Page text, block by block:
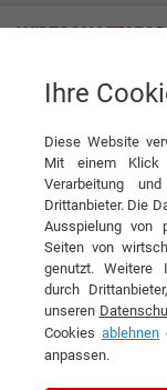
News
News
DIESEN
Benedikt
für
Ihre
Diese Website
Mit einem Klick
Verarbeitung
Drittanbieter. Die
Ausspielung von
Seiten von
genutzt. Weitere
durch
unseren
Cookies ablehnen
anpassen.